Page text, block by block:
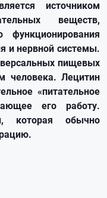
источником
веществ,
функционирования
и нервной системы.
пищевых
человека. Лецитин
«питательное
его работу.
которая обычно